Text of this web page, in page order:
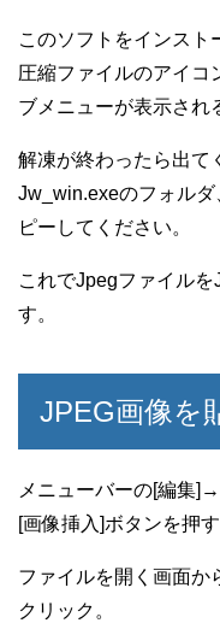
このソフトをインスト
圧縮ファイルのアイコ
ブメニューが表示され
解凍が終わったら出て
Jw_win.exeのフォル
ピーしてください。
これでJpegファイル
す。
JPEG画像を
メニューバーの[編集
[画像挿入]ボタンを押す
ファイルを開く画面
クリック。